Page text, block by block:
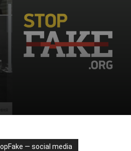
— social media